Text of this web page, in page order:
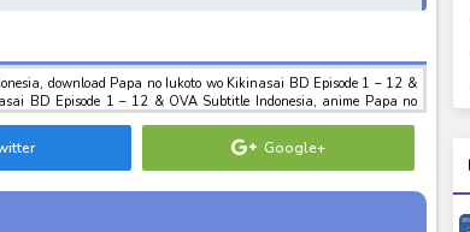
download Papa no Iukoto wo Kikinasai BD Episode 1 – 12 &
BD Episode 1 – 12 & OVA Subtitle Indonesia, anime Papa no
1 – 12 & OVA Subtitle Indonesia
Google+